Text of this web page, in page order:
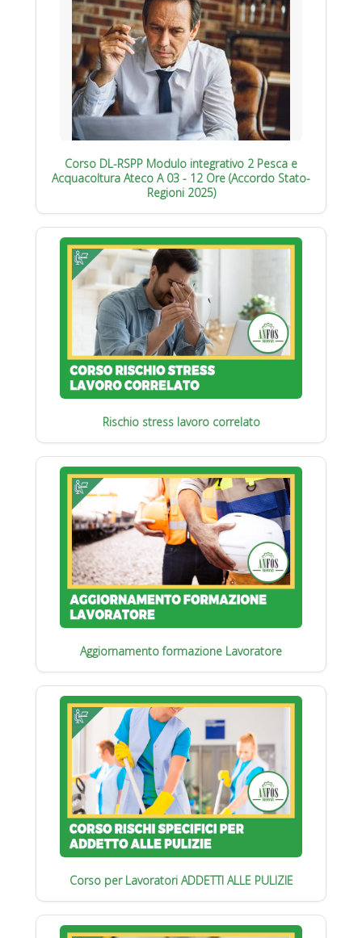
Corso DL-RSPP Modulo integrativo 2 Pesca e
Acquacoltura Ateco A 03 - 12 Ore (Accordo Stato-
Regioni 2025)
Rischio stress lavoro correlato
Aggiornamento formazione Lavoratore
Corso per Lavoratori ADDETTI ALLE PULIZIE